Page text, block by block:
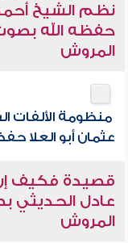
نظم الشيخ أحمد
حفظه الله
المروش
منظومة الألفات
عثمان أبو العلا
قصيدة فكيف
عادل الحديثي
المروش